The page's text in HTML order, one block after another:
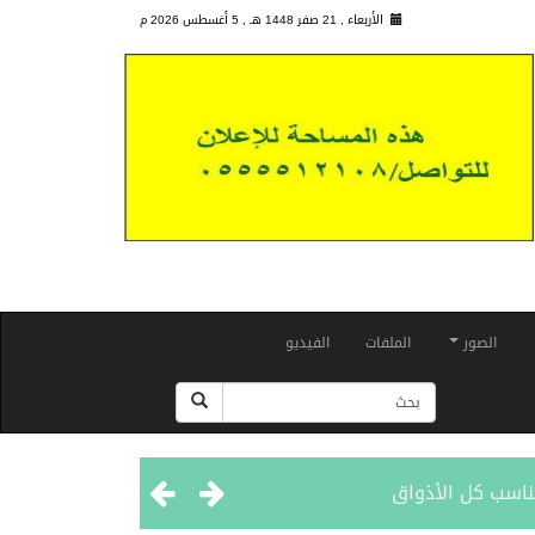
الأربعاء , 21 صفر 1448 هـ , 5 أغسطس 2026 م
الصور الملفات الفيديو
كل الأذواق